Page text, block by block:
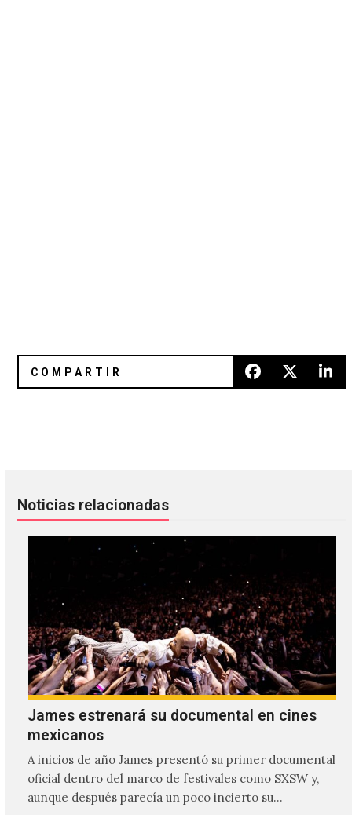
Noticias relacionadas
James estrenará su documental en cines
mexicanos
A inicios de año James presentó su primer documental
oficial dentro del marco de festivales como SXSW y,
aunque después parecía un poco incierto su…